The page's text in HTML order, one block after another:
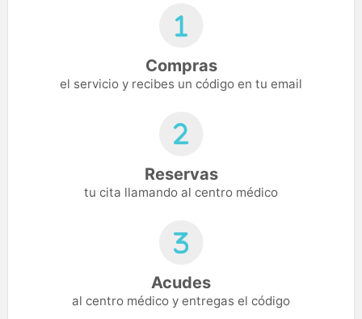
Compras
el servicio y recibes un código en tu email
Reservas
tu cita llamando al centro médico
Acudes
al centro médico y entregas el código